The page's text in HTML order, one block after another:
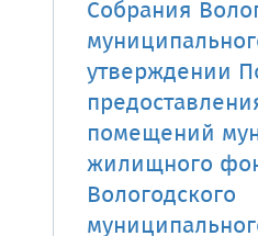
Собрания
утверждении
помещений
жилищного
Вологодского